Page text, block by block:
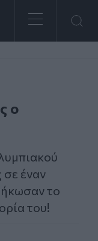
ο
έναν
το
του!